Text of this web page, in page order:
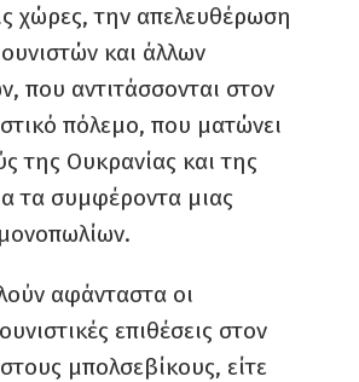
χώρες, την απελευθέρωση
και άλλων
που αντιτάσσονται στον
πόλεμο, που ματώνει
της Ουκρανίας και της
τα συμφέροντα μιας
αφάνταστα οι
επιθέσεις στον
μπολσεβίκους, είτε